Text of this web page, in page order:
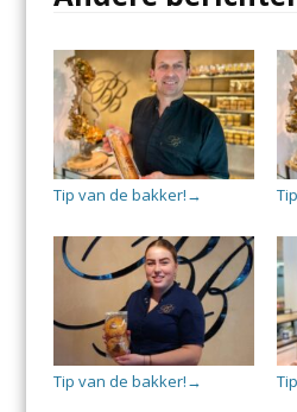
Tip van de bakker! →
Tip van de bakker! →